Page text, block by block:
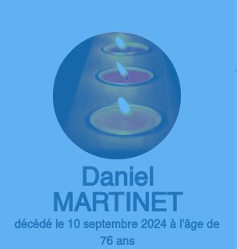
Daniel
MARTINET
décédé le 10 septembre 2024 à l'âge de
76 ans